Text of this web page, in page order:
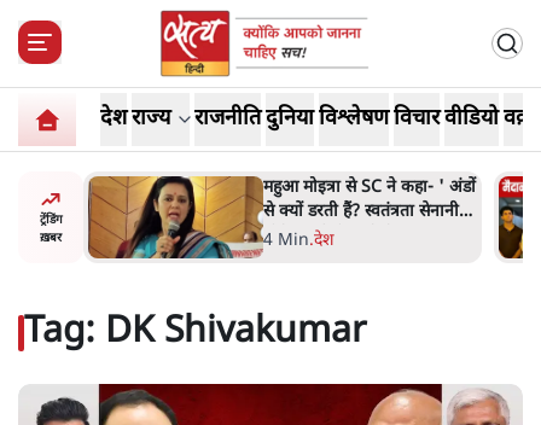
देशराज्य राजनीतिदुनियाविश्लेषणविचारवीडियो
ट्रेंडिंग
ख़बर
' अंडों
सेनानी
Abhijeet Dipke Press
Conference: CJP का 'Kya
Bolti Public' अभियान, चुनाव
-. दिल्ली
Tag: DK Shivakumar